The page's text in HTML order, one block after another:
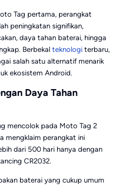
Tag pertama, perangkat
peningkatan signifikan,
daya tahan baterai, hingga
Berbekal teknologi terbaru,
salah satu alternatif menarik
ekosistem Android.
Daya Tahan
mencolok pada Moto Tag 2
mengklaim perangkat ini
dari 500 hari hanya dengan
CR2032.
baterai yang cukup umum